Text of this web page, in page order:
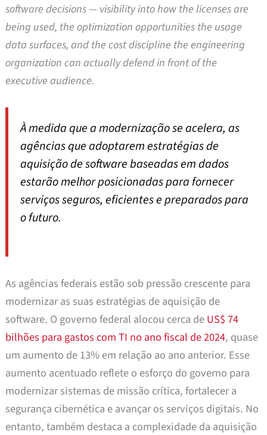
software decisions — visibility into how the licenses are
being used, the optimization opportunities the usage
data surfaces, and the cost discipline the engineering
organization can actually defend in front of the
executive audience.
À medida que a modernização se acelera, as
agências que adoptarem estratégias de
aquisição de software baseadas em dados
estarão melhor posicionadas para fornecer
serviços seguros, eficientes e preparados para
o futuro.
As agências federais estão sob pressão crescente para
modernizar as suas estratégias de aquisição de
software. O governo federal alocou cerca deUS$ 74
bilhões para gastos com TI no ano fiscal de 2024, quase
um aumento de 13% em relação ao ano anterior. Esse
aumento acentuado reflete o esforço do governo para
modernizar sistemas de missão crítica, fortalecer a
segurança cibernética e avançar os serviços digitais. No
entanto, também destaca a complexidade da aquisição